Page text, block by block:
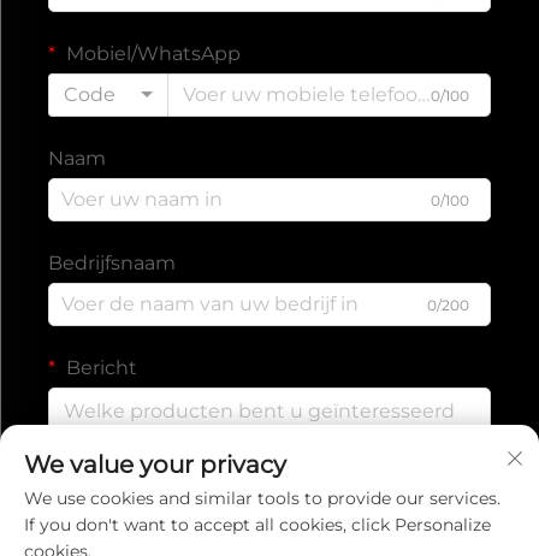
Mobiel/WhatsApp
Code
0/100
Naam
0/100
Bedrijfsnaam
0/200
Bericht
We value your privacy
We use cookies and similar tools to provide our services.
If you don't want to accept all cookies, click Personalize
cookies.